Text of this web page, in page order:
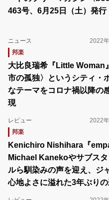
463号、6月25日（土）発行
ニュース
2022
邦楽
大比良瑞希『Little Woman
市の孤独〉というシティ・
なテーマをコロナ禍以降の
現
レビュー
2022
邦楽
Kenichiro Nishihara『
Michael Kanekoやサブスタ
ルら馴染みの声を迎え、ジ
心地よさに溢れた3年ぶり